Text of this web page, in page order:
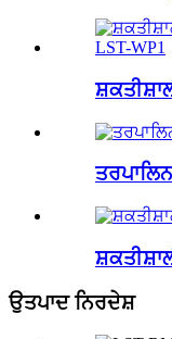
ਉਤਪਾਦ ਨਿਰਦੇਸ਼